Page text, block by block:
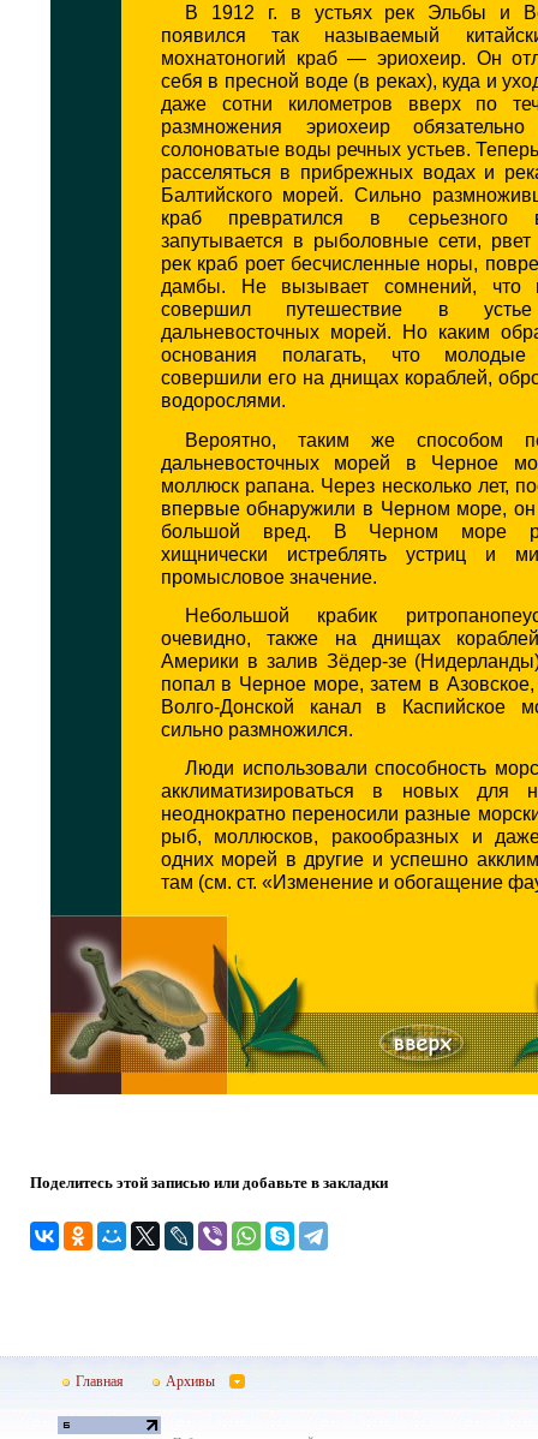
В 1912 г. в устьях рек Эльбы и
появился так называемый
мохнатоногий краб — эриохеир. Он
себя в пресной воде (в реках), куда и
даже сотни километров вверх по
размножения эриохеир
солоноватые воды речных устьев.
расселяться в прибрежных водах и
Балтийского морей. Сильно
краб превратился в серьезного
запутывается в рыболовные сети,
рек краб роет бесчисленные норы,
дамбы. Не вызывает сомнений, что
совершил путешествие в
дальневосточных морей. Но каким
основания полагать, что
совершили его на днищах кораблей,
водорослями.
Вероятно, таким же способом
дальневосточных морей в Черное
моллюск рапана. Через несколько лет,
впервые обнаружили в Черном море, он
большой вред. В Черном море
хищнически истреблять устриц и
промысловое значение.
Небольшой крабик
очевидно, также на днищах
Америки в залив Зёдер-зе
попал в Черное море, затем в Азовское,
Волго-Донской канал в Каспийское
сильно размножился.
Люди использовали способность
акклиматизироваться в новых для
неоднократно переносили разные
рыб, моллюсков, ракообразных и
одних морей в другие и успешно
там (см. ст. «Изменение и обогащение
Поделитесь этой записью или добавьте в закладки
Главная Архивы